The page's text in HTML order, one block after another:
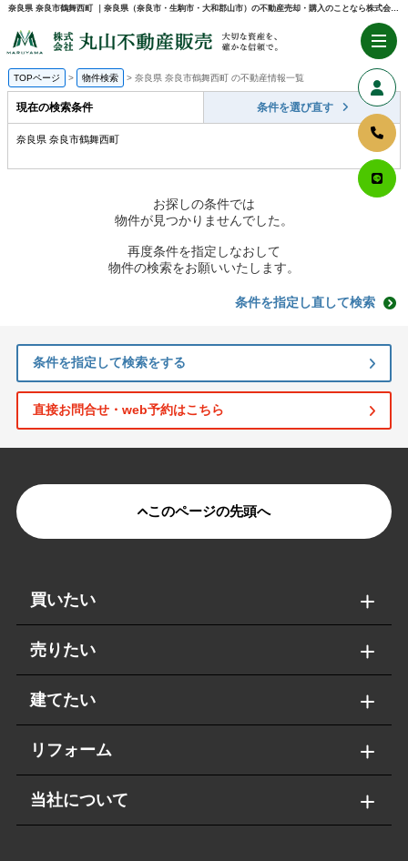
奈良県 奈良市鶴舞西町 ｜奈良県（奈良市・生駒市・大和郡山市）の不動産売却・購入のことなら株式会社丸山不動産販売
TOPページ 物件検索 奈良県 奈良市鶴舞西町 の不動産情報一覧
現在の検索条件 条件を選び直す
奈良県 奈良市鶴舞西町
お探しの条件では
物件が見つかりませんでした。
再度条件を指定しなおして
物件の検索をお願いいたします。
条件を指定し直して検索
条件を指定して検索をする
直接お問合せ・web予約はこちら
このページの先頭へ
買いたい
売りたい
建てたい
リフォーム
当社について